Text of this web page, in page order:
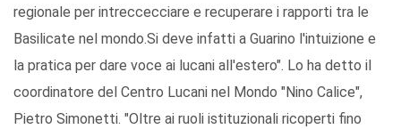
regionale per intreccecciare e recuperare i rapporti tra le
Basilicate nel mondo.Si deve infatti a Guarino l'intuizione e
la pratica per dare voce ai lucani all'estero". Lo ha detto il
coordinatore del Centro Lucani nel Mondo "Nino Calice",
Pietro Simonetti. "Oltre ai ruoli istituzionali ricoperti fino